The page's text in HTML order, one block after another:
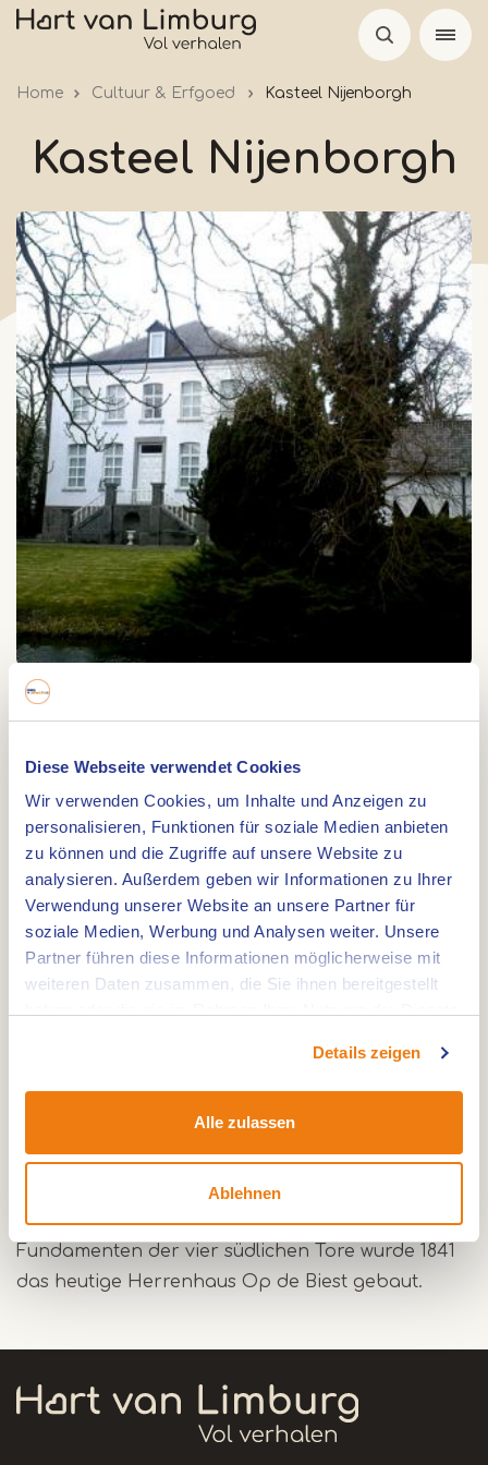
Diese Webseite verwendet Cookies
Wir verwenden Cookies, um Inhalte und Anzeigen zu
personalisieren, Funktionen für soziale Medien anbieten
zu können und die Zugriffe auf unsere Website zu
analysieren. Außerdem geben wir Informationen zu Ihrer
Verwendung unserer Website an unsere Partner für
soziale Medien, Werbung und Analysen weiter. Unsere
Partner führen diese Informationen möglicherweise mit
weiteren Daten zusammen, die Sie ihnen bereitgestellt
Details zeigen
Alle zulassen
Ablehnen
Skip
Home Cultuur & Erfgoed Kasteel Nijenborgh
Kasteel Nijenborgh
Kasteel Nijenborgh
Kasteel Nijenborgh
Biest 1
6001 AN WEERT
Route
und 1461 von Jacob l van Horne gebauten Burg.
Diese Burg war der Sitz der Herren von Weert,
später der Grafen von Horn und bestand aus
einer Hauptburg und einer Vorburg, die ebenfalls
aus dem 15. Jahrhundert stammt. Auf den
Fundamenten der vier südlichen Tore wurde 1841
das heutige Herrenhaus Op de Biest gebaut.